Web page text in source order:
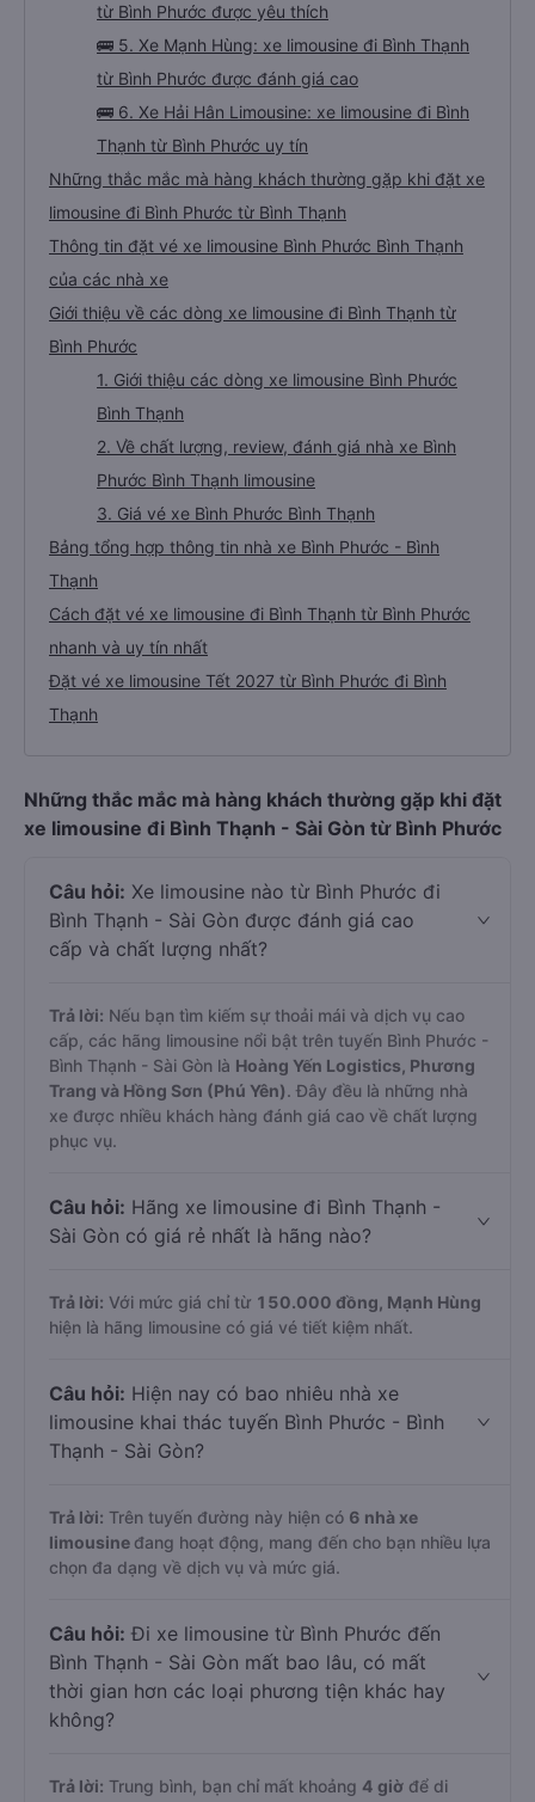
từ Bình Phước được yêu thích
🚌 5. Xe Mạnh Hùng: xe limousine đi Bình Thạnh
từ Bình Phước được đánh giá cao
🚌 6. Xe Hải Hân Limousine: xe limousine đi Bình
Thạnh từ Bình Phước uy tín
Những thắc mắc mà hàng khách thường gặp khi đặt xe
limousine đi Bình Phước từ Bình Thạnh
Thông tin đặt vé xe limousine Bình Phước Bình Thạnh
của các nhà xe
Giới thiệu về các dòng xe limousine đi Bình Thạnh từ
Bình Phước
1. Giới thiệu các dòng xe limousine Bình Phước
Bình Thạnh
2. Về chất lượng, review, đánh giá nhà xe Bình
Phước Bình Thạnh limousine
3. Giá vé xe Bình Phước Bình Thạnh
Bảng tổng hợp thông tin nhà xe Bình Phước - Bình
Thạnh
Cách đặt vé xe limousine đi Bình Thạnh từ Bình Phước
nhanh và uy tín nhất
Đặt vé xe limousine Tết 2027 từ Bình Phước đi Bình
Thạnh
Những thắc mắc mà hàng khách thường gặp khi đặt
xe limousine đi Bình Thạnh - Sài Gòn từ Bình Phước
Câu hỏi: Xe limousine nào từ Bình Phước đi
Bình Thạnh - Sài Gòn được đánh giá cao
cấp và chất lượng nhất?
Trả lời: Nếu bạn tìm kiếm sự thoải mái và dịch vụ cao
cấp, các hãng limousine nổi bật trên tuyến Bình Phước -
Bình Thạnh - Sài Gòn là Hoàng Yến Logistics, Phương
Trang và Hồng Sơn (Phú Yên). Đây đều là những nhà
xe được nhiều khách hàng đánh giá cao về chất lượng
phục vụ.
Câu hỏi: Hãng xe limousine đi Bình Thạnh -
Sài Gòn có giá rẻ nhất là hãng nào?
Trả lời: Với mức giá chỉ từ 150.000 đồng, Mạnh Hùng
hiện là hãng limousine có giá vé tiết kiệm nhất.
Câu hỏi: Hiện nay có bao nhiêu nhà xe
limousine khai thác tuyến Bình Phước - Bình
Thạnh - Sài Gòn?
Trả lời: Trên tuyến đường này hiện có 6 nhà xe
limousine đang hoạt động, mang đến cho bạn nhiều lựa
chọn đa dạng về dịch vụ và mức giá.
Câu hỏi: Đi xe limousine từ Bình Phước đến
Bình Thạnh - Sài Gòn mất bao lâu, có mất
thời gian hơn các loại phương tiện khác hay
không?
Trả lời: Trung bình, bạn chỉ mất khoảng 4 giờ để di